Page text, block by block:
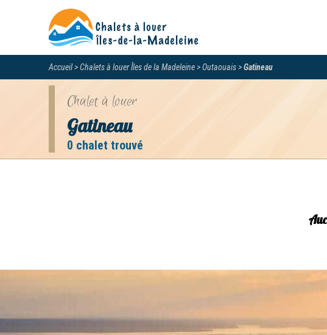
Accueil Chalets à louer Îles de la Madeleine Outaouais Gatineau
Chalet à louer
Gatineau
0 chalet trouvé